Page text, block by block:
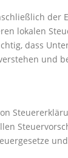
der
lokalen
dass
und